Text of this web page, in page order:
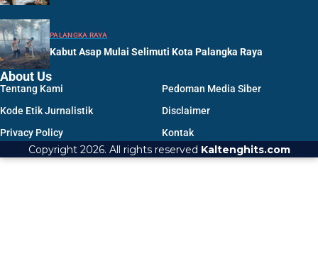
PALANGKA RAYA
Kabut Asap Mulai Selimuti Kota Palangka Raya
About Us
Tentang Kami
Pedoman Media Siber
Kode Etik Jurnalistik
Disclaimer
Privacy Policy
Kontak
Copyright 2026. All rights reserved Kaltenghits.com